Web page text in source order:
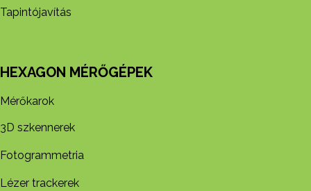
Tapintójavítás
HEXAGON MÉRŐGÉPEK
Mérőkarok
3D szkennerek
Fotogrammetria
Lézer trackerek